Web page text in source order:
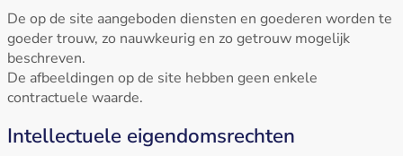
De op de site aangeboden diensten en goederen worden te
goeder trouw, zo nauwkeurig en zo getrouw mogelijk
beschreven.
De afbeeldingen op de site hebben geen enkele
contractuele waarde.
Intellectuele eigendomsrechten